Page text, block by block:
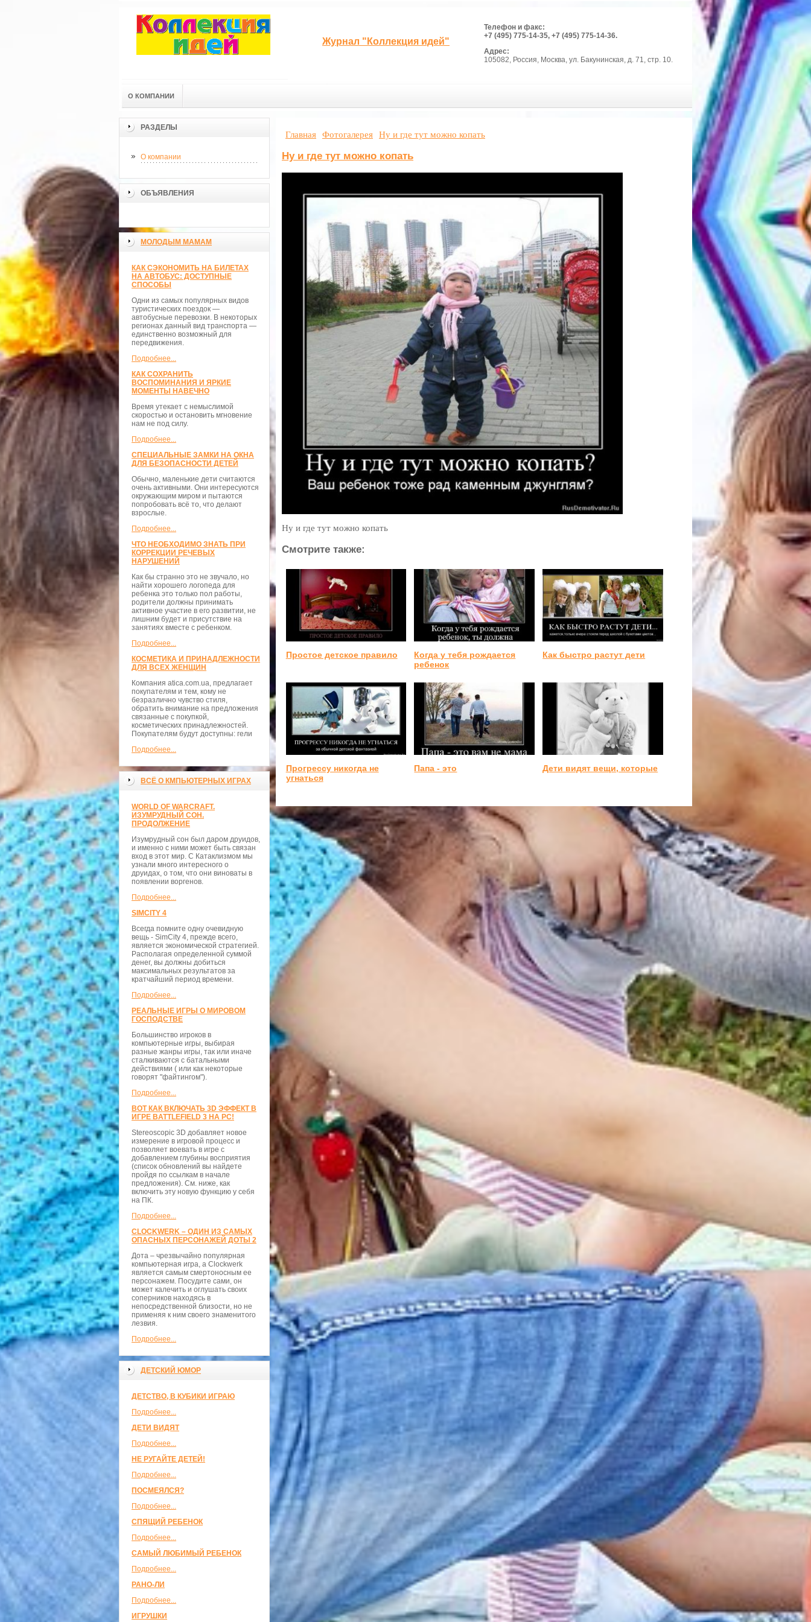
Журнал "Коллекция идей"
Телефон и факс:
+7 (495) 775-14-35, +7 (495) 775-14-36.
Адрес:
105082, Россия, Москва, ул. Бакунинская, д. 71, стр. 10.
О КОМПАНИИ
РАЗДЕЛЫ
О компании
ОБЪЯВЛЕНИЯ
МОЛОДЫМ МАМАМ
КАК СЭКОНОМИТЬ НА БИЛЕТАХ
НА АВТОБУС: ДОСТУПНЫЕ
СПОСОБЫ
Одни из самых популярных видов
туристических поездок —
автобусные перевозки. В некоторых
регионах данный вид транспорта —
единственно возможный для
передвижения.
Подробнее...
КАК СОХРАНИТЬ
ВОСПОМИНАНИЯ И ЯРКИЕ
МОМЕНТЫ НАВЕЧНО
Время утекает с немыслимой
скоростью и остановить мгновение
нам не под силу.
Подробнее...
СПЕЦИАЛЬНЫЕ ЗАМКИ НА ОКНА
ДЛЯ БЕЗОПАСНОСТИ ДЕТЕЙ
Обычно, маленькие дети считаются
очень активными. Они интересуются
окружающим миром и пытаются
попробовать всё то, что делают
взрослые.
Подробнее...
ЧТО НЕОБХОДИМО ЗНАТЬ ПРИ
КОРРЕКЦИИ РЕЧЕВЫХ
НАРУШЕНИЙ
Как бы странно это не звучало, но
найти хорошего логопеда для
ребенка это только пол работы,
родители должны принимать
активное участие в его развитии, не
лишним будет и присутствие на
занятиях вместе с ребенком.
Подробнее...
КОСМЕТИКА И ПРИНАДЛЕЖНОСТИ
ДЛЯ ВСЕХ ЖЕНЩИН
Компания atica.com.ua, предлагает
покупателям и тем, кому не
безразлично чувство стиля,
обратить внимание на предложения
связанные с покупкой,
косметических принадлежностей.
Покупателям будут доступны: гели
Подробнее...
ВСЁ О КМПЬЮТЕРНЫХ ИГРАХ
WORLD OF WARCRAFT.
ИЗУМРУДНЫЙ СОН.
ПРОДОЛЖЕНИЕ
Изумрудный сон был даром друидов,
и именно с ними может быть связан
вход в этот мир. С Катаклизмом мы
узнали много интересного о
друидах, о том, что они виноваты в
появлении воргенов.
Подробнее...
SIMCITY 4
Всегда помните одну очевидную
вещь - SimCity 4, прежде всего,
является экономической стратегией.
Располагая определенной суммой
денег, вы должны добиться
максимальных результатов за
кратчайший период времени.
Подробнее...
РЕАЛЬНЫЕ ИГРЫ О МИРОВОМ
ГОСПОДСТВЕ
Большинство игроков в
компьютерные игры, выбирая
разные жанры игры, так или иначе
сталкиваются с батальными
действиями ( или как некоторые
говорят "файтингом").
Подробнее...
ВОТ КАК ВКЛЮЧАТЬ 3D ЭФФЕКТ В
ИГРЕ BATTLEFIELD 3 НА PC!
Stereoscopic 3D добавляет новое
измерение в игровой процесс и
позволяет воевать в игре с
добавлением глубины восприятия
(список обновлений вы найдете
пройдя по ссылкам в начале
предложения). См. ниже, как
включить эту новую функцию у себя
на ПК.
Подробнее...
CLOCKWERK – ОДИН ИЗ САМЫХ
ОПАСНЫХ ПЕРСОНАЖЕЙ ДОТЫ 2
Дота – чрезвычайно популярная
компьютерная игра, а Clockwerk
является самым смертоносным ее
персонажем. Посудите сами, он
может калечить и оглушать своих
соперников находясь в
непосредственной близости, но не
применяя к ним своего знаменитого
лезвия.
Подробнее...
ДЕТСКИЙ ЮМОР
ДЕТСТВО, В КУБИКИ ИГРАЮ
Подробнее...
ДЕТИ ВИДЯТ
Подробнее...
НЕ РУГАЙТЕ ДЕТЕЙ!
Подробнее...
ПОСМЕЯЛСЯ?
Подробнее...
СПЯЩИЙ РЕБЕНОК
Подробнее...
САМЫЙ ЛЮБИМЫЙ РЕБЕНОК
Подробнее...
РАНО-ЛИ
Подробнее...
ИГРУШКИ
Главная Фотогалерея Ну и где тут можно копать
Ну и где тут можно копать
Ну и где тут можно копать
Смотрите также:
Простое детское правило
Когда у тебя рождается
ребенок
Как быстро растут дети
Прогрессу никогда не
угнаться
Папа - это Дети видят вещи, которые